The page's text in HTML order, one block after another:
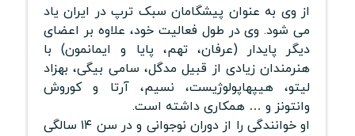
از وی به عنوان پیشگامان سبک ترپ در ایران یاد
می شود. وی در طول فعالیت خود، علاوه بر اعضای
دیگر پایدار (عرفان، تهم، پایا و ایمانمون) با
هنرمندان زیادی از قبیل مدگل، سامی بیگی، بهزاد
لیتو، هیپهاپولوژیست، نسیم، آرتا و کوروش
وانتونز و … همکاری داشته است.
او خوانندگی را از دوران نوجوانی و در سن ۱۴ سالگی